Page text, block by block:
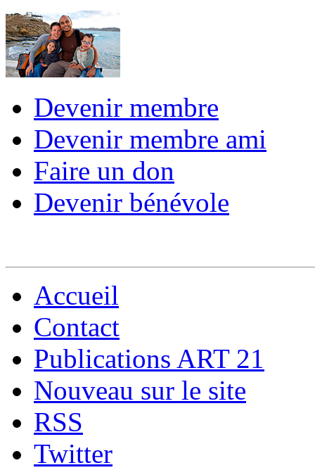
Devenir membre
Devenir membre ami
Faire un don
Devenir bénévole
Accueil
Contact
Publications ART 21
Nouveau sur le site
RSS
Twitter